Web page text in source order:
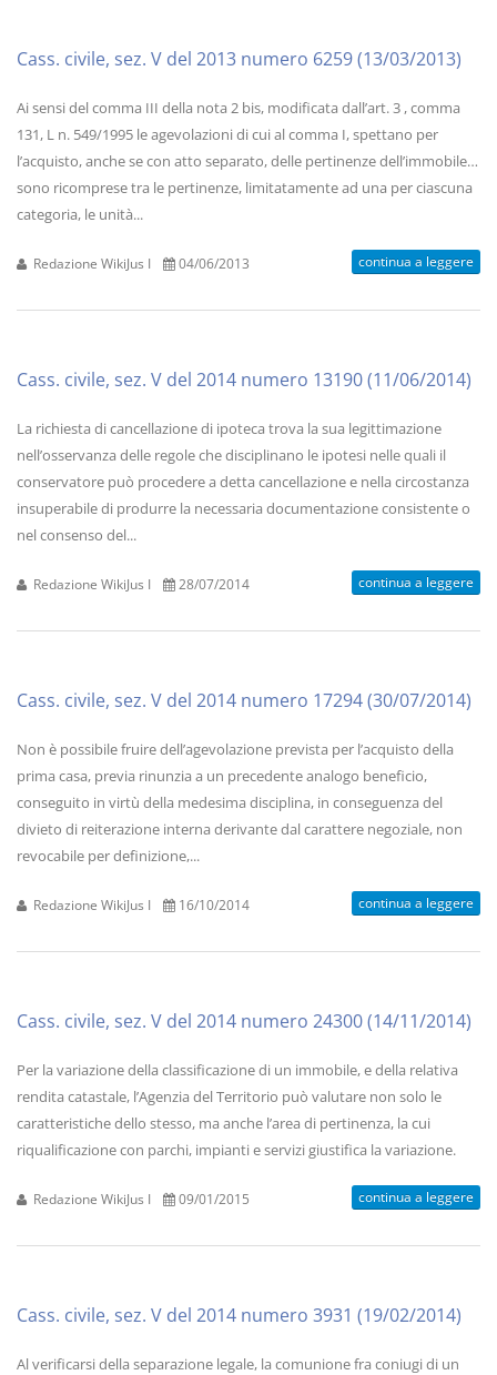
Cass. civile, sez. V del 2013 numero 6259 (13/03/2013)
Ai sensi del comma III della nota 2 bis, modificata dall’art. 3 , comma
131, L n. 549/1995 le agevolazioni di cui al comma I, spettano per
l’acquisto, anche se con atto separato, delle pertinenze dell’immobile…
sono ricomprese tra le pertinenze, limitatamente ad una per ciascuna
categoria, le unità...
Redazione WikiJus I 04/06/2013 continua a leggere
Cass. civile, sez. V del 2014 numero 13190 (11/06/2014)
La richiesta di cancellazione di ipoteca trova la sua legittimazione
nell’osservanza delle regole che disciplinano le ipotesi nelle quali il
conservatore può procedere a detta cancellazione e nella circostanza
insuperabile di produrre la necessaria documentazione consistente o
nel consenso del...
Redazione WikiJus I 28/07/2014 continua a leggere
Cass. civile, sez. V del 2014 numero 17294 (30/07/2014)
Non è possibile fruire dell’agevolazione prevista per l’acquisto della
prima casa, previa rinunzia a un precedente analogo beneficio,
conseguito in virtù della medesima disciplina, in conseguenza del
divieto di reiterazione interna derivante dal carattere negoziale, non
revocabile per definizione,...
Redazione WikiJus I 16/10/2014 continua a leggere
Cass. civile, sez. V del 2014 numero 24300 (14/11/2014)
Per la variazione della classificazione di un immobile, e della relativa
rendita catastale, l’Agenzia del Territorio può valutare non solo le
caratteristiche dello stesso, ma anche l’area di pertinenza, la cui
riqualificazione con parchi, impianti e servizi giustifica la variazione.
Redazione WikiJus I 09/01/2015 continua a leggere
Cass. civile, sez. V del 2014 numero 3931 (19/02/2014)
Al verificarsi della separazione legale, la comunione fra coniugi di un